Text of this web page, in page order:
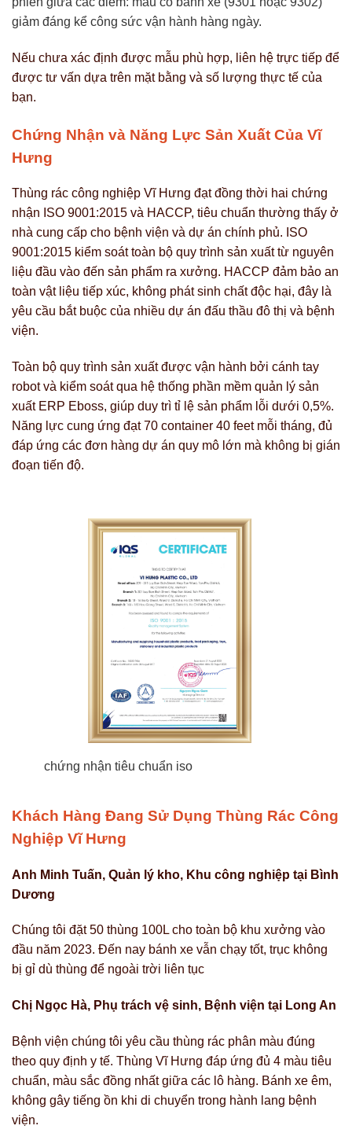
giảm đáng kể công sức vận hành hàng ngày.
Nếu chưa xác định được mẫu phù hợp, liên hệ trực tiếp để
được tư vấn dựa trên mặt bằng và số lượng thực tế của
bạn.
Chứng Nhận và Năng Lực Sản Xuất Của Vĩ
Hưng
Thùng rác công nghiệp Vĩ Hưng đạt đồng thời hai chứng
nhận ISO 9001:2015 và HACCP, tiêu chuẩn thường thấy ở
nhà cung cấp cho bệnh viện và dự án chính phủ. ISO
9001:2015 kiểm soát toàn bộ quy trình sản xuất từ nguyên
liệu đầu vào đến sản phẩm ra xưởng. HACCP đảm bảo an
toàn vật liệu tiếp xúc, không phát sinh chất độc hại, đây là
yêu cầu bắt buộc của nhiều dự án đấu thầu đô thị và bệnh
viện.
Toàn bộ quy trình sản xuất được vận hành bởi cánh tay
robot và kiểm soát qua hệ thống phần mềm quản lý sản
xuất ERP Eboss, giúp duy trì tỉ lệ sản phẩm lỗi dưới 0,5%.
Năng lực cung ứng đạt 70 container 40 feet mỗi tháng, đủ
đáp ứng các đơn hàng dự án quy mô lớn mà không bị gián
đoạn tiến độ.
chứng nhận tiêu chuẩn iso
Khách Hàng Đang Sử Dụng Thùng Rác Công
Nghiệp Vĩ Hưng
Anh Minh Tuấn, Quản lý kho, Khu công nghiệp tại Bình
Dương
Chúng tôi đặt 50 thùng 100L cho toàn bộ khu xưởng vào
đầu năm 2023. Đến nay bánh xe vẫn chạy tốt, trục không
bị gỉ dù thùng để ngoài trời liên tục
Chị Ngọc Hà, Phụ trách vệ sinh, Bệnh viện tại Long An
Bệnh viện chúng tôi yêu cầu thùng rác phân màu đúng
theo quy định y tế. Thùng Vĩ Hưng đáp ứng đủ 4 màu tiêu
chuẩn, màu sắc đồng nhất giữa các lô hàng. Bánh xe êm,
không gây tiếng ồn khi di chuyển trong hành lang bệnh
viện.